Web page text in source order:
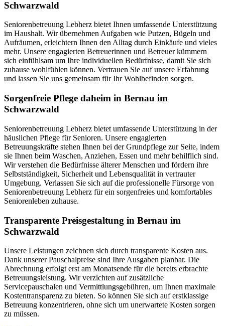
Schwarzwald
Seniorenbetreuung Lebherz bietet Ihnen umfassende Unterstützung
im Haushalt. Wir übernehmen Aufgaben wie Putzen, Bügeln und
Aufräumen, erleichtern Ihnen den Alltag durch Einkäufe und vieles
mehr. Unsere engagierten Betreuerinnen und Betreuer kümmern
sich einfühlsam um Ihre individuellen Bedürfnisse, damit Sie sich
zuhause wohlfühlen können. Vertrauen Sie auf unsere Erfahrung
und lassen Sie uns gemeinsam für Ihr Wohlbefinden sorgen.
Sorgenfreie Pflege daheim in Bernau im
Schwarzwald
Seniorenbetreuung Lebherz bietet umfassende Unterstützung in der
häuslichen Pflege für Senioren. Unsere engagierten
Betreuungskräfte stehen Ihnen bei der Grundpflege zur Seite, indem
sie Ihnen beim Waschen, Anziehen, Essen und mehr behilflich sind.
Wir verstehen die Bedürfnisse älterer Menschen und fördern ihre
Selbstständigkeit, Sicherheit und Lebensqualität in vertrauter
Umgebung. Verlassen Sie sich auf die professionelle Fürsorge von
Seniorenbetreuung Lebherz für ein sorgenfreies und komfortables
Seniorenleben zuhause.
Transparente Preisgestaltung in Bernau im
Schwarzwald
Unsere Leistungen zeichnen sich durch transparente Kosten aus.
Dank unserer Pauschalpreise sind Ihre Ausgaben planbar. Die
Abrechnung erfolgt erst am Monatsende für die bereits erbrachte
Betreuungsleistung. Wir verzichten auf zusätzliche
Servicepauschalen und Vermittlungsgebühren, um Ihnen maximale
Kostentransparenz zu bieten. So können Sie sich auf erstklassige
Betreuung konzentrieren, ohne sich um unerwartete Kosten sorgen
zu müssen.